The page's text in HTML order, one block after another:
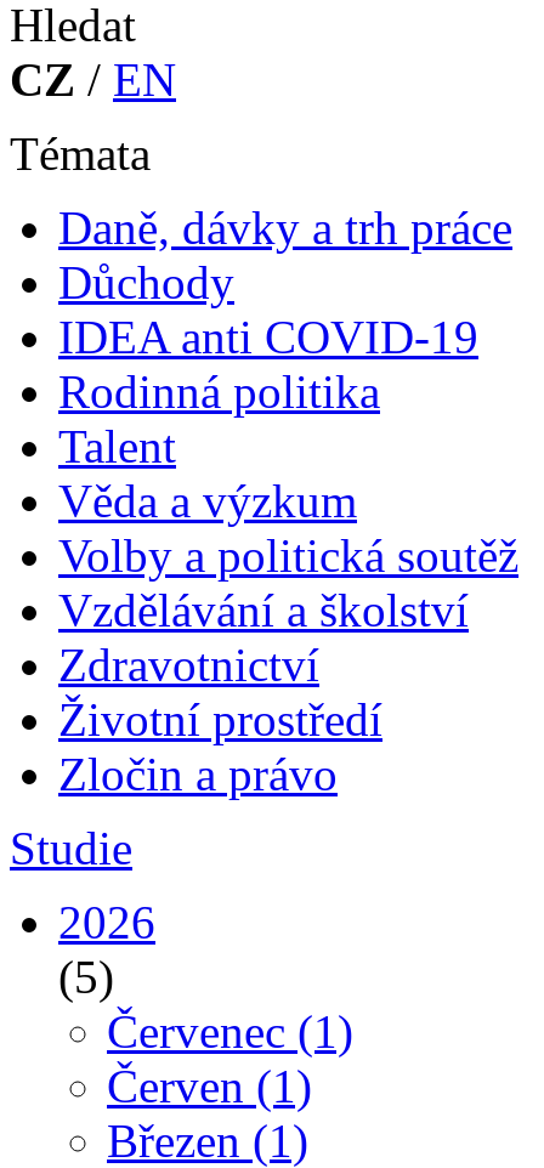
CZ / EN
Témata
Daně, dávky a trh práce
Důchody
IDEA anti COVID-19
Rodinná politika
Talent
Věda a výzkum
Volby a politická soutěž
Vzdělávání a školství
Zdravotnictví
Životní prostředí
Zločin a právo
Studie
2026
(5)
Červenec (1)
Červen (1)
Březen (1)